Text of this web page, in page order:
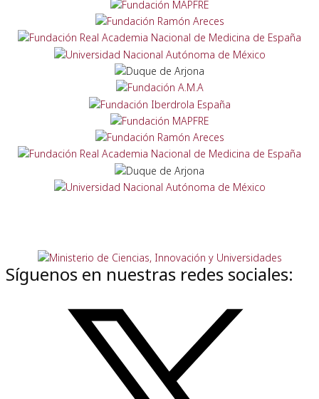
Síguenos en nuestras redes sociales: